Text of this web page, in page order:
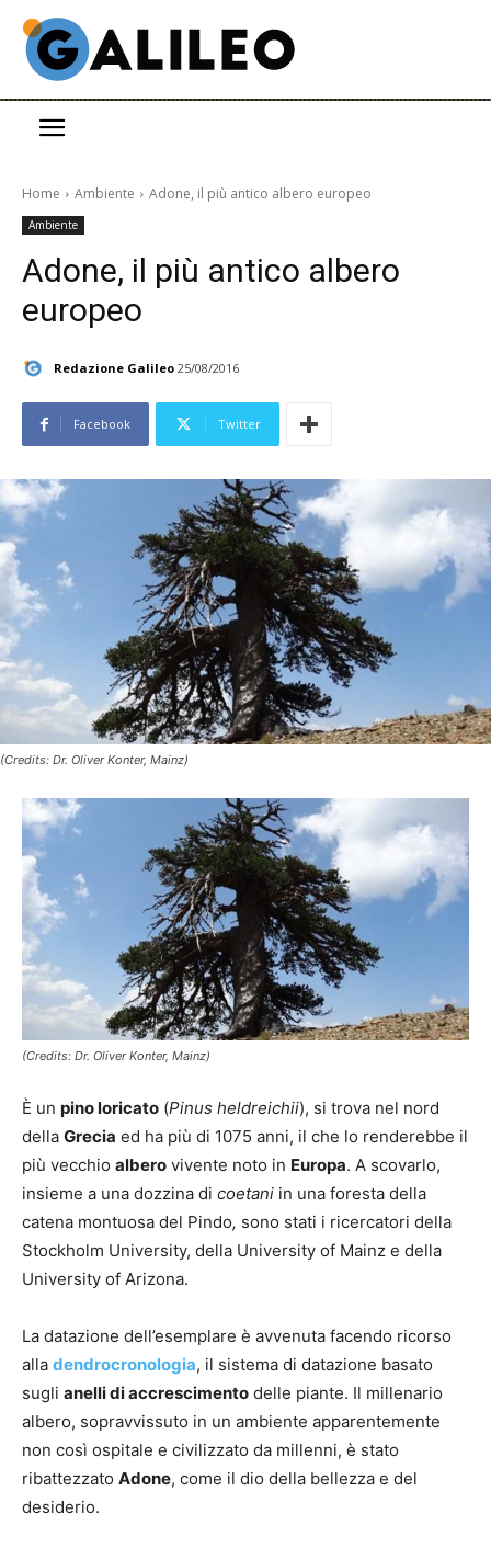
Home Ambiente Adone, il più antico albero europeo
Ambiente
Adone, il più antico albero
europeo
Redazione Galileo 25/08/2016
Facebook Twitter
(Credits: Dr. Oliver Konter, Mainz)
(Credits: Dr. Oliver Konter, Mainz)
È un pino loricato (Pinus heldreichii), si trova nel nord
della Grecia ed ha più di 1075 anni, il che lo renderebbe il
più vecchio albero vivente noto in Europa. A scovarlo,
insieme a una dozzina di coetani in una foresta della
catena montuosa del Pindo, sono stati i ricercatori della
Stockholm University, della University of Mainz e della
University of Arizona.
La datazione dell’esemplare è avvenuta facendo ricorso
alla dendrocronologia, il sistema di datazione basato
sugli anelli di accrescimento delle piante. Il millenario
albero, sopravvissuto in un ambiente apparentemente
non così ospitale e civilizzato da millenni, è stato
ribattezzato Adone, come il dio della bellezza e del
desiderio.